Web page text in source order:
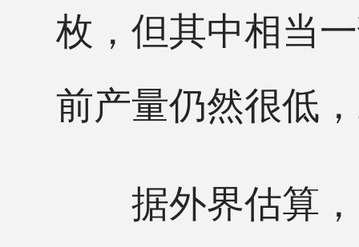
枚，但其中相当
前产量仍然很低
据外界估算，